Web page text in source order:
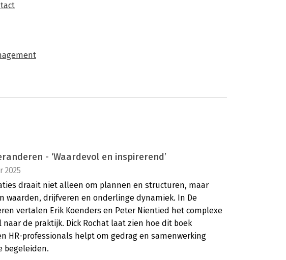
- ‘Waardevol en inspirerend’
2025
draait niet alleen om plannen en structuren, maar
waarden, drijfveren en onderlinge dynamiek. In De
vertalen Erik Koenders en Peter Nientied het complexe
de praktijk. Dick Rochat laat zien hoe dit boek
HR-professionals helpt om gedrag en samenwerking
begeleiden.